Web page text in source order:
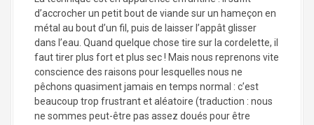
d’accrocher un petit bout de viande sur un hameçon en
métal au bout d’un fil, puis de laisser l’appât glisser
dans l’eau. Quand quelque chose tire sur la cordelette, il
faut tirer plus fort et plus sec ! Mais nous reprenons vite
conscience des raisons pour lesquelles nous ne
pêchons quasiment jamais en temps normal : c’est
beaucoup trop frustrant et aléatoire (traduction : nous
ne sommes peut-être pas assez doués pour être